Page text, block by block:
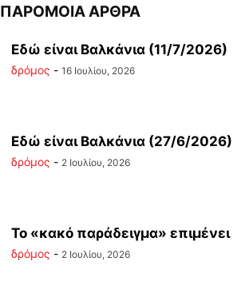
ΠΑΡΟΜΟΙΑ ΑΡΘΡΑ
Εδώ είναι Βαλκάνια (11/7/2026)
δρόμος - 16 Ιουλίου, 2026
Εδώ είναι Βαλκάνια (27/6/2026)
δρόμος - 2 Ιουλίου, 2026
Το «κακό παράδειγμα» επιμένει
δρόμος - 2 Ιουλίου, 2026